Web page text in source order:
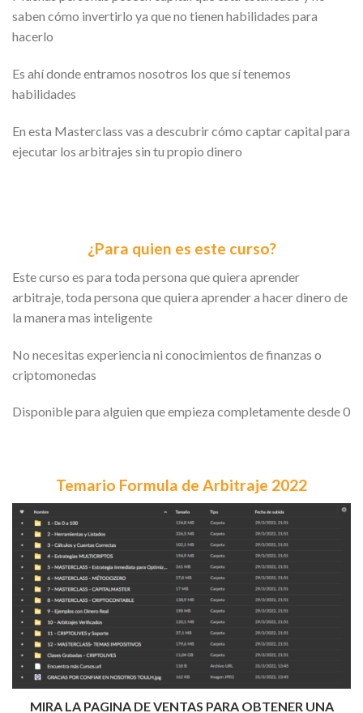
saben cómo invertirlo ya que no tienen habilidades para
hacerlo
Es ahí donde entramos nosotros los que sí tenemos
habilidades
En esta Masterclass vas a descubrir cómo captar capital para
ejecutar los arbitrajes sin tu propio dinero
¿Para quien es este curso?
Este curso es para toda persona que quiera aprender
arbitraje, toda persona que quiera aprender a hacer dinero de
la manera mas inteligente
No necesitas experiencia ni conocimientos de finanzas o
criptomonedas
Disponible para alguien que empieza completamente desde 0
Temario Formula de Arbitraje 2022
MIRA LA PAGINA DE VENTAS PARA OBTENER UNA